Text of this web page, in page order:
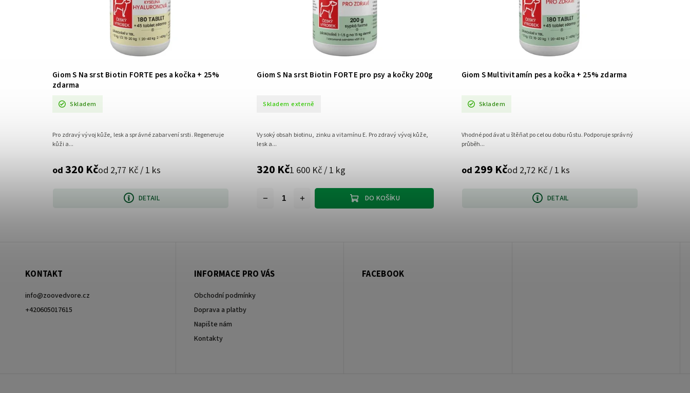
Giom S Na srst Biotin FORTE pes a kočka + 25%
zdarma
Skladem
od320 Kčod 2,77 Kč / 1 ks
DETAIL
Pro zdravý vývoj kůže, lesk a správné zabarvení srsti. Regeneruje
kůži a...
Giom S Na srst Biotin FORTE pro psy a kočky 200g
Skladem externě
320 Kč1 600 Kč / 1 kg
DO KOŠÍKU
Vysoký obsah biotinu, zinku a vitamínu E. Pro zdravý vývoj kůže,
lesk a...
Giom S Multivitamín pes a kočka + 25% zdarma
Skladem
od 299 Kčod 2,72 Kč / 1 ks
DETAIL
Vhodné podávat u štěňat po celou dobu růstu. Podporuje správný
průběh...
KONTAKT
info@zoovedvore.cz
+420605017615
INFORMACE PRO VÁS
Obchodní podmínky
Doprava a platby
Napište nám
Kontakty
FACEBOOK